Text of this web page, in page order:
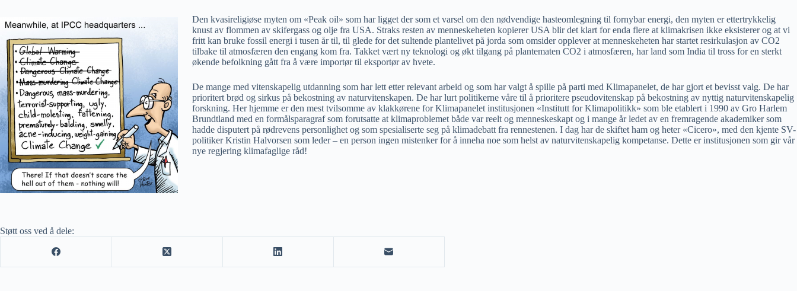
Den kvasireligiøse myten om «Peak oil» som har ligget der som et varsel om den nødvendige hasteomlegning til fornybar energi, den myten er ettertrykkelig
knust av flommen av skifergass og olje fra USA. Straks resten av menneskeheten kopierer USA blir det klart for enda flere at klimakrisen ikke eksisterer og at vi
fritt kan bruke fossil energi i tusen år til, til glede for det sultende plantelivet på jorda som omsider opplever at menneskeheten har startet resirkulasjon av CO2
tilbake til atmosfæren den engang kom fra. Takket vært ny teknologi og økt tilgang på plantematen CO2 i atmosfæren, har land som India til tross for en sterkt
økende befolkning gått fra å være importør til eksportør av hvete.
De mange med vitenskapelig utdanning som har lett etter relevant arbeid og som har valgt å spille på parti med Klimapanelet, de har gjort et bevisst valg. De har
prioritert brød og sirkus på bekostning av naturvitenskapen. De har lurt politikerne våre til å prioritere pseudovitenskap på bekostning av nyttig naturvitenskapelig
forskning. Her hjemme er den mest tvilsomme av klakkørene for Klimapanelet institusjonen «Institutt for Klimapolitikk» som ble etablert i 1990 av Gro Harlem
Brundtland med en formålsparagraf som forutsatte at klimaproblemet både var reelt og menneskeskapt og i mange år ledet av en fremragende akademiker som
hadde disputert på rødrevens personlighet og som spesialiserte seg på klimadebatt fra rennestenen. I dag har de skiftet ham og heter «Cicero», med den kjente SV-
politiker Kristin Halvorsen som leder – en person ingen mistenker for å inneha noe som helst av naturvitenskapelig kompetanse. Dette er institusjonen som gir vår
nye regjering klimafaglige råd!
Støtt oss ved å dele: